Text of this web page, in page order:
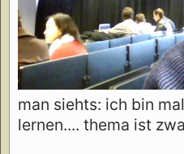
man siehts: ich bin
lernen.... thema ist